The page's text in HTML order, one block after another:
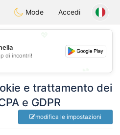
Chat
Mode Accedi
di incontri!
e trattamento dei
e GDPR
modifica le impostazioni